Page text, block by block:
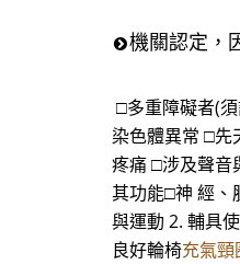
機關認定，
□多重障礙者(
染色體異常 □先
疼痛 □涉及聲音
其功能□神 經、
與運動 2. 輔具
良好輪椅充氣頸